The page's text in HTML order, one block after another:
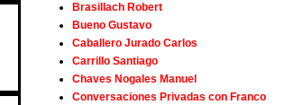
Brasillach Robert
Bueno Gustavo
Caballero Jurado Carlos
Carrillo Santiago
Chaves Nogales Manuel
Conversaciones Privadas con Franco